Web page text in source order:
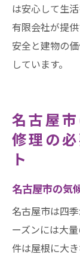
は安心して生
有限会社が提
安全と建物の
しています。
名古屋
修理の
ト
名古屋市の気
名古屋市は四
ーズンには大
件は屋根に大